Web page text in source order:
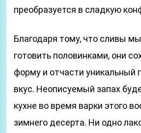
преобразуется в сладкую
Благодаря тому, что сливы
готовить половинками, они
форму и отчасти уникальный
вкус. Неописуемый запах
кухне во время варки этого
зимнего десерта. Ни одно